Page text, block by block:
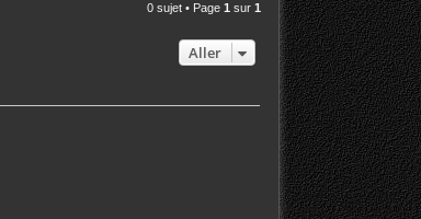
0 sujet • Page 1 sur 1
Aller